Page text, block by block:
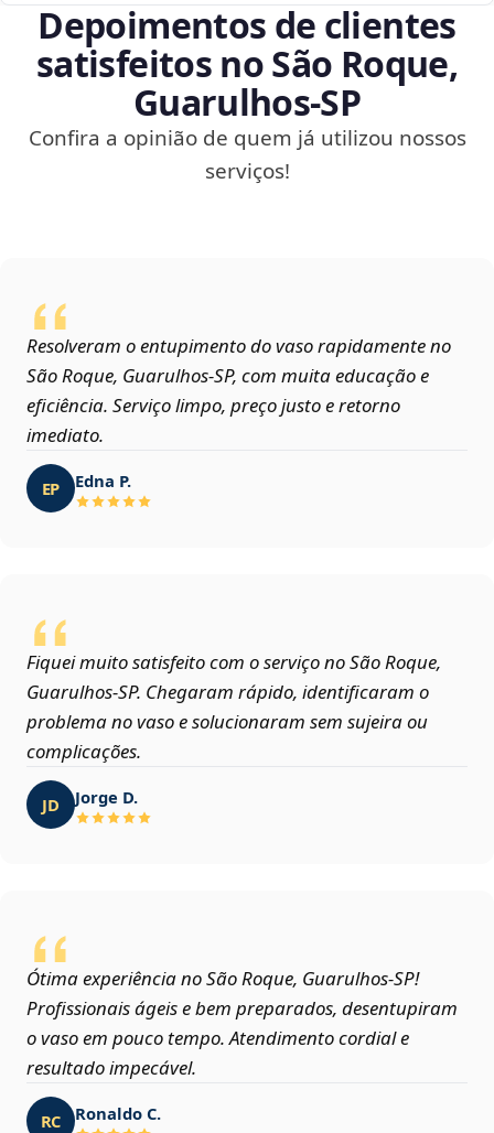
Depoimentos de clientes
satisfeitos no São Roque,
Guarulhos‑SP
Confira a opinião de quem já utilizou nossos
serviços!
Resolveram o entupimento do vaso rapidamente no
São Roque, Guarulhos‑SP, com muita educação e
eficiência. Serviço limpo, preço justo e retorno
imediato.
EP Edna P.
Fiquei muito satisfeito com o serviço no São Roque,
Guarulhos‑SP. Chegaram rápido, identificaram o
problema no vaso e solucionaram sem sujeira ou
complicações.
JD Jorge D.
Ótima experiência no São Roque, Guarulhos‑SP!
Profissionais ágeis e bem preparados, desentupiram
o vaso em pouco tempo. Atendimento cordial e
resultado impecável.
RC Ronaldo C.